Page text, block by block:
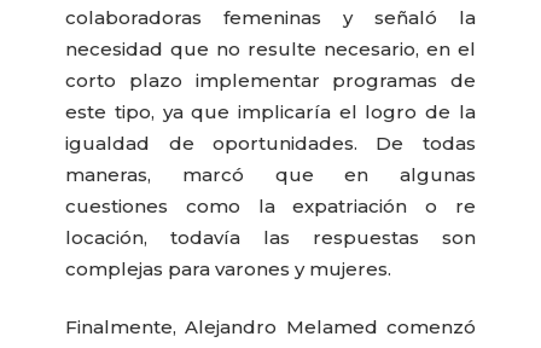
colaboradoras femeninas y señaló la
necesidad que no resulte necesario, en el
corto plazo implementar programas de
este tipo, ya que implicaría el logro de la
igualdad de oportunidades. De todas
maneras, marcó que en algunas
cuestiones como la expatriación o re
locación, todavía las respuestas son
complejas para varones y mujeres.
Finalmente, Alejandro Melamed comenzó